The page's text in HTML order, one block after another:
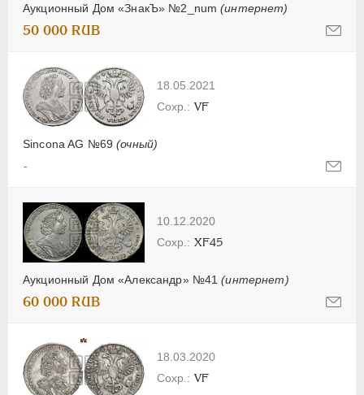
Аукционный Дом «ЗнакЪ» №2_num(интернет)
50 000 RUB
18.05.2021
Sincona AG №69(очный)
VF
-
10.12.2020
Аукционный Дом «Александр» №41(интернет)
XF45
60 000 RUB
18.03.2020
VF